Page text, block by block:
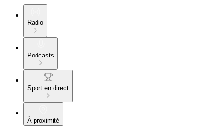
Radio
Podcasts
Sport en direct
À proximité